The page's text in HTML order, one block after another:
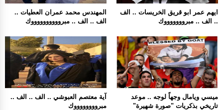
المهندس محمد عمران العطيات ..
الف .. الف .. مبرووووووووووك
ايهم عمر ابو قريق الخريسات .. الف
.. الف .. مبروووووووك
آية معتصم العبوشي .. الف .. الف ..
مبرووووووووك
ميسي ويامال وجهاً لوجه .. موعد
تاريخي بذكريات "صورة شهيرة"